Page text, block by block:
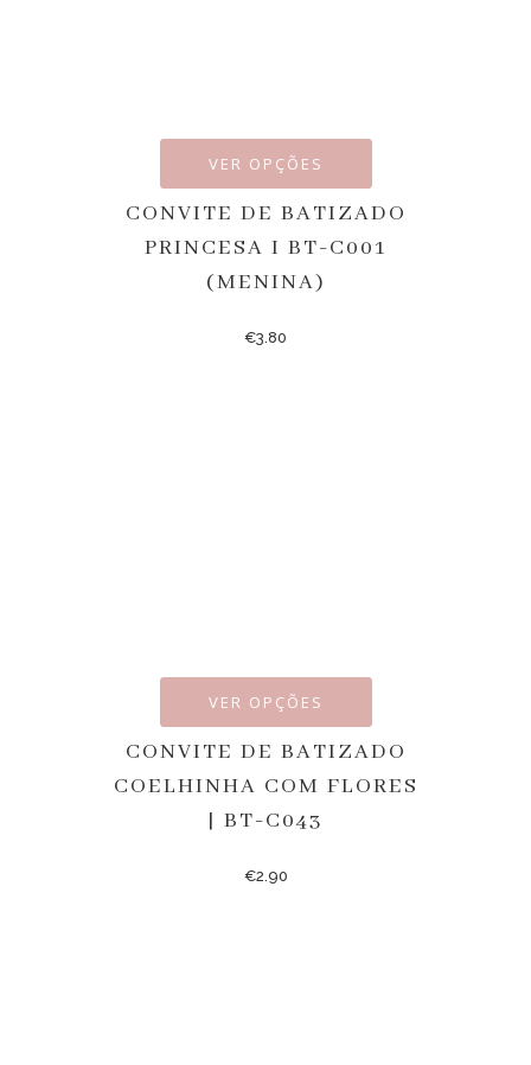
VER OPÇÕES
CONVITE DE BATIZADO
PRINCESA I BT-C001
(MENINA)
€3.80
VER OPÇÕES
CONVITE DE BATIZADO
COELHINHA COM FLORES
| BT-C043
€2.90